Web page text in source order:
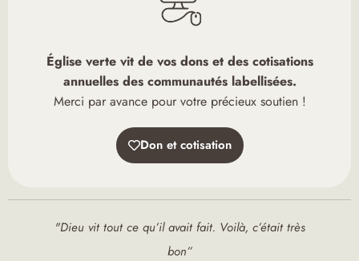
Église verte vit de vos dons et des cotisations
annuelles des communautés labellisées.
Merci par avance pour votre précieux soutien !
Don et cotisation
"Dieu vit tout ce qu’il avait fait. Voilà, c’était très
bon”